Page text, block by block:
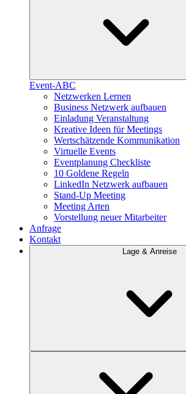
Event-ABC
Netzwerken Lernen
Business Netzwerk aufbauen
Einladung Veranstaltung
Kreative Ideen für Meetings
Wertschätzende Kommunikation
Virtuelle Events
Eventplanung Checkliste
10 Goldene Regeln
LinkedIn Netzwerk aufbauen
Stand-Up Meeting
Meeting Arten
Vorstellung neuer Mitarbeiter
Anfrage
Kontakt
Lage & Anreise